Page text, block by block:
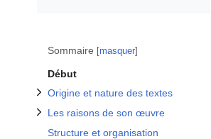
Sommaire masquer
Début
Origine et nature des textes
Les raisons de son œuvre
Structure et organisation